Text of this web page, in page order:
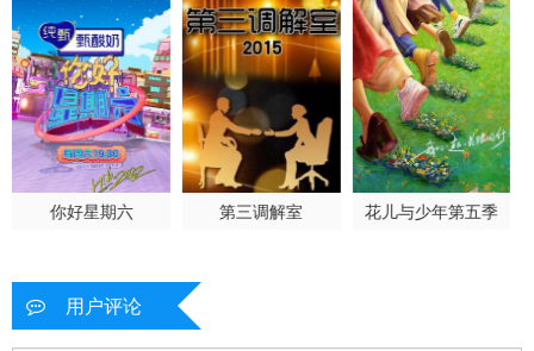
20251026上班那点儿事 20251027直播回放 20251029上
20251029上纯享 20251030下 20251030下纯享
20251031加更 20251101陪看 20251102上班那点事儿
20251104线上观察室福利解锁 20251105上 20251105上纯享
20251106下 20251106下纯享 20251107加更
20251112上纯享
你好星期六 第三调解室 花儿与少年第五季
用户评论